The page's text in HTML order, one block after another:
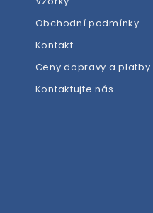
Obchodní podmínky
Kontakt
Ceny dopravy a platby
Kontaktujte nás